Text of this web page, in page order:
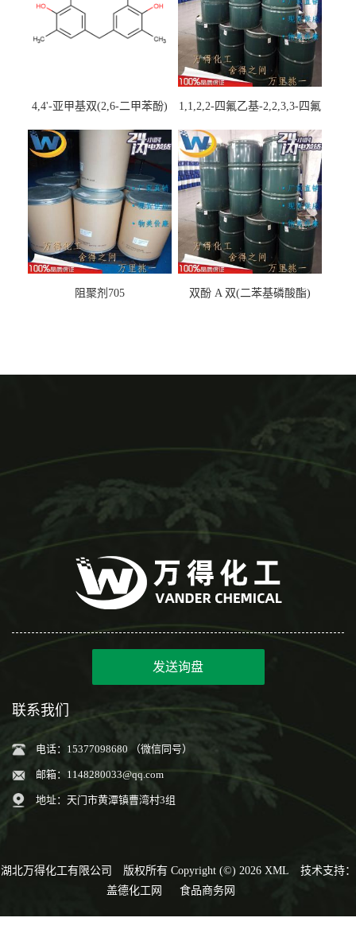
4,4'-亚甲基双(2,6-二甲苯酚)
1,1,2,2-四氟乙基-2,2,3,3-四氟
阻聚剂705 双酚 A 双(二苯基磷酸酯)
发送询盘
联系我们
电话：15377098680 （微信同号）
邮箱： 1148280033@qq.com
地址：天门市黄潭镇曹湾村3组
湖北万得化工有限公司 版权所有 Copyright (©) 2026 XML
技术支持：
盖德化工网
食品商务网